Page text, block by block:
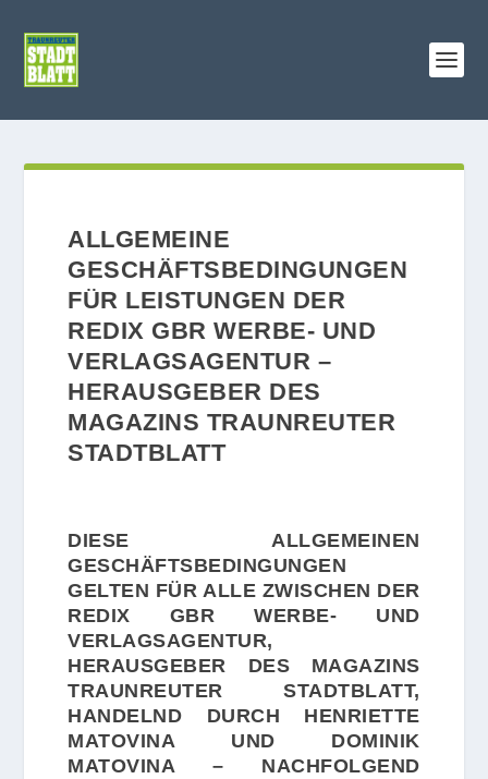
ALLGEMEINE
GESCHÄFTSBEDINGUNGEN
FÜR LEISTUNGEN DER
REDIX GBR WERBE- UND
VERLAGSAGENTUR –
HERAUSGEBER DES
MAGAZINS TRAUNREUTER
STADTBLATT
DIESE ALLGEMEINEN
GESCHÄFTSBEDINGUNGEN
GELTEN FÜR ALLE ZWISCHEN DER
REDIX GBR WERBE- UND
VERLAGSAGENTUR,
HERAUSGEBER DES MAGAZINS
TRAUNREUTER STADTBLATT,
HANDELND DURCH HENRIETTE
MATOVINA UND DOMINIK
MATOVINA – NACHFOLGEND